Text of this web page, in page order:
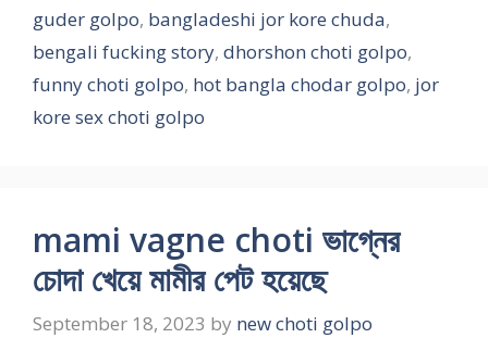
guder golpo, bangladeshi jor kore chuda,
bengali fucking story, dhorshon choti golpo,
funny choti golpo, hot bangla chodar golpo, jor
kore sex choti golpo
mami vagne choti ভাগ্নের
চোদা খেয়ে মামীর পেট হয়েছে
September 18, 2023 by new choti golpo